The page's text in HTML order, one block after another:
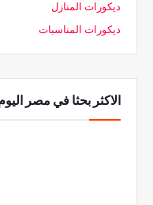
ديكورات المنازل
ديكورات المناسبات
الاكثر بحثا في مصر